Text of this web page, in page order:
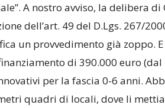
A nostro avviso, la delibera di
dell’art. 49 del D.Lgs. 267/
un provvedimento già zoppo.
di 390.000 euro (dal
per la fascia 0-6 anni.
quadri di locali, dove li